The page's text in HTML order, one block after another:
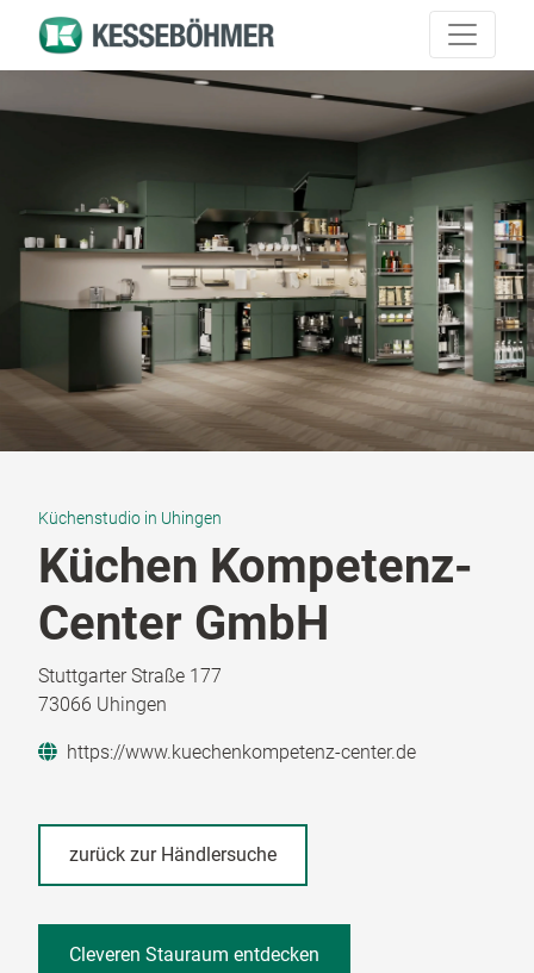
Küchenstudio in Uhingen
Küchen Kompetenz-
Center GmbH
Stuttgarter Straße 177
73066 Uhingen
https://www.kuechenkompetenz-center.de
zurück zur Händlersuche
Cleveren Stauraum entdecken